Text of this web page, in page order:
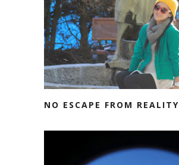
NO ESCAPE FROM REALITY